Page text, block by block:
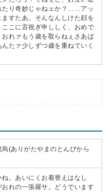
たり奇妙じゃねェか？……アッ
すたあ。そんなんしけた顔を
ここに言祝ぎ申ししく、おめで
おれァもう歳を取らねぇさあば
たァ少しずつ歳を重ねていく
烏(ありがたやまのとんびから
ね。あいにくお着替えはなし
おれの一張羅サ。どうでいます